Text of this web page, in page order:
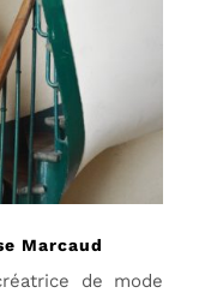
Marcaud
de mode